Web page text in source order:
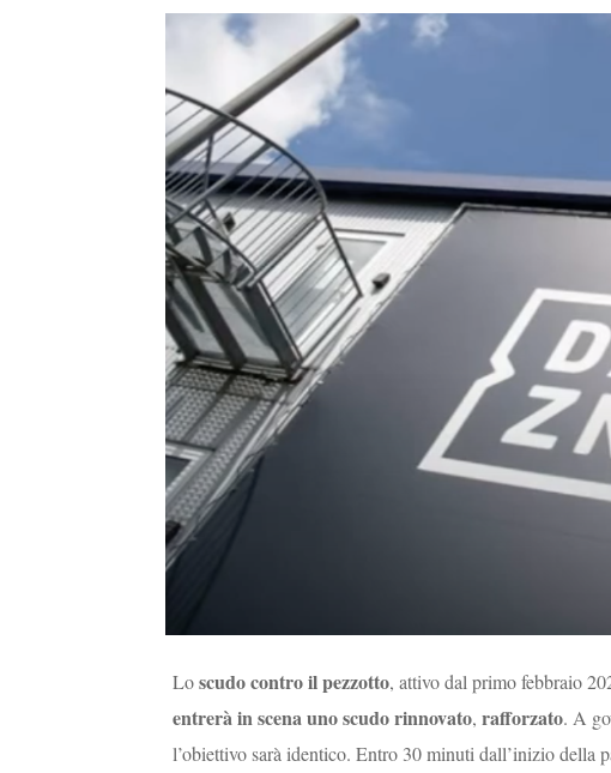
Loscudo contro il pezzotto, attivo dal primo febbraio
entrerà in scena uno scudo rinnovato, rafforzato. A
l’obiettivo sarà identico. Entro 30 minuti dall’inizio della